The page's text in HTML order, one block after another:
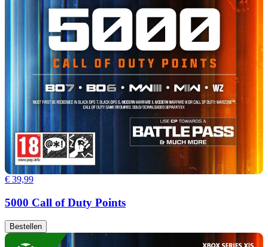
€ 39,99
5000 Call of Duty Points
Bestellen